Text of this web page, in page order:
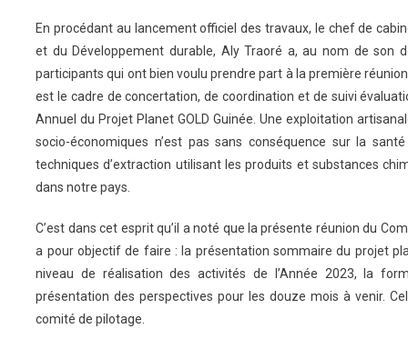
En procédant au lancement officiel des travaux, le chef de
et du Développement durable, Aly Traoré a, au nom de son
participants qui ont bien voulu prendre part à la première
est le cadre de concertation, de coordination et de suivi
Annuel du Projet Planet GOLD Guinée. Une exploitation
socio-économiques n’est pas sans conséquence sur la
techniques d’extraction utilisant les produits et substances
dans notre pays.
C’est dans cet esprit qu’il a noté que la présente réunion du
a pour objectif de faire : la présentation sommaire du projet
niveau de réalisation des activités de l’Année 2023, la
présentation des perspectives pour les douze mois à venir.
comité de pilotage.